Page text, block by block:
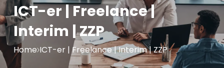
ICT-er | Freelance |
Interim | ZZP
Home ICT-er | Freelance | Interim | ZZP